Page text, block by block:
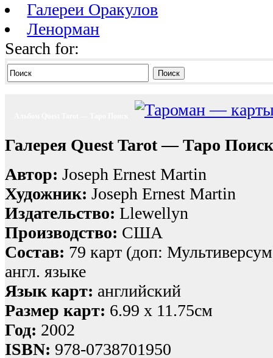
Галереи Оракулов
Ленорман
Search for:
Поиск
Галерея Quest Tarot — Таро Поиск
Автор: Joseph Ernest Martin
Художник: Joseph Ernest Martin
Издательство: Llewellyn
Производство: США
Состав: 79 карт (доп:
англ. языке
Язык карт: английский
Размер карт: 6.99 x 11.75см
Год: 2002
ISBN: 978-0738701950